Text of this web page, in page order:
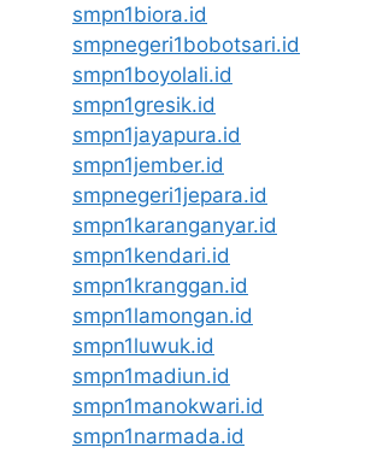
smpn1biora.id
smpnegeri1bobotsari.id
smpn1boyolali.id
smpn1gresik.id
smpn1jayapura.id
smpn1jember.id
smpnegeri1jepara.id
smpn1karanganyar.id
smpn1kendari.id
smpn1kranggan.id
smpn1lamongan.id
smpn1luwuk.id
smpn1madiun.id
smpn1manokwari.id
smpn1narmada.id